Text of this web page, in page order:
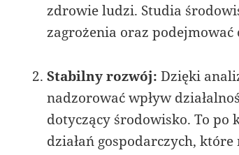
zdrowie ludzi. Studia
zagrożenia oraz
Stabilny rozwój: Dzięki
nadzorować wpływ
dotyczący środowisko. To po
działań gospodarczych,